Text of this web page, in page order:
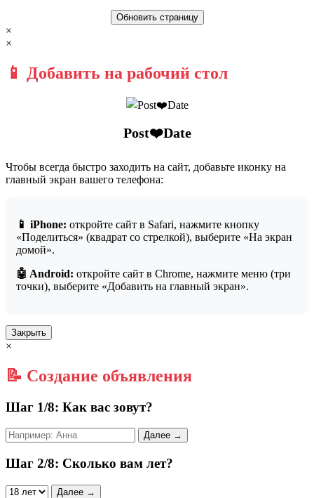
Обновить страницу
×
×
📱 Добавить на рабочий стол
Post❤️Date
Чтобы всегда быстро заходить на сайт, добавьте иконку на
главный экран вашего телефона:
📱 iPhone: откройте сайт в Safari, нажмите кнопку
«Поделиться» (квадрат со стрелкой), выберите «На экран
домой».
🤖 Android: откройте сайт в Chrome, нажмите меню (три
точки), выберите «Добавить на главный экран».
Закрыть
×
📝 Создание объявления
Шаг 1/8: Как вас зовут?
Далее →
Шаг 2/8: Сколько вам лет?
Далее →